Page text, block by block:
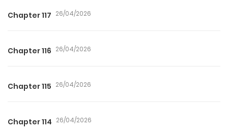
Chapter 117 26/04/2026
Chapter 116 26/04/2026
Chapter 115 26/04/2026
Chapter 114 26/04/2026